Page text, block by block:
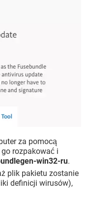
za pomocą
rozpakować i
win32-ru.
plik pakietu zostanie
definicji wirusów),